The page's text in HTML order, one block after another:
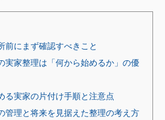
前にまず確認すべきこと
実家整理は「何から始めるか」の優
る実家の片付け手順と注意点
管理と将来を見据えた整理の考え方